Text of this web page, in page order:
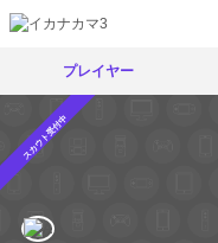
プレイヤー
スカウト受付中